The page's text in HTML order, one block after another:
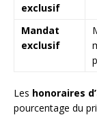
exclusif
Mandat
exclusif
Les honoraires
pourcentage du